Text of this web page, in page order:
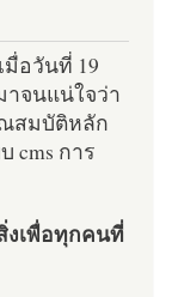
มื่อวันที่ 19
าจนแน่ใจว่า
สมบัติหลัก
cms การ
งเพื่อทุกคนที่